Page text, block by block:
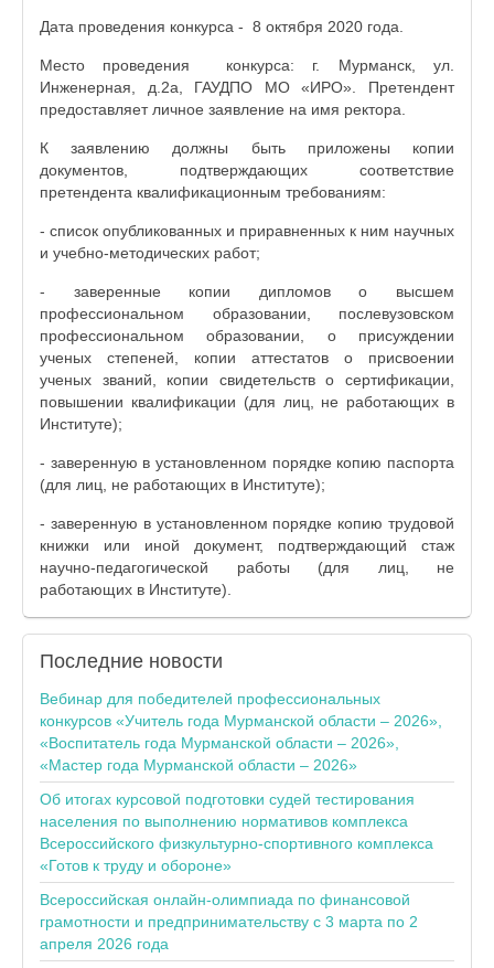
Дата проведения конкурса - 8 октября 2020 года.
Место проведения конкурса: г. Мурманск, ул.
Инженерная, д.2а, ГАУДПО МО «ИРО». Претендент
предоставляет личное заявление на имя ректора.
К заявлению должны быть приложены копии
документов, подтверждающих соответствие
претендента квалификационным требованиям:
- список опубликованных и приравненных к ним научных
и учебно-методических работ;
- заверенные копии дипломов о высшем
профессиональном образовании, послевузовском
профессиональном образовании, о присуждении
ученых степеней, копии аттестатов о присвоении
ученых званий, копии свидетельств о сертификации,
повышении квалификации (для лиц, не работающих в
Институте);
- заверенную в установленном порядке копию паспорта
(для лиц, не работающих в Институте);
- заверенную в установленном порядке копию трудовой
книжки или иной документ, подтверждающий стаж
научно-педагогической работы (для лиц, не
работающих в Институте).
Последние новости
Вебинар для победителей профессиональных
конкурсов «Учитель года Мурманской области – 2026»,
«Воспитатель года Мурманской области – 2026»,
«Мастер года Мурманской области – 2026»
Об итогах курсовой подготовки судей тестирования
населения по выполнению нормативов комплекса
Всероссийского физкультурно-спортивного комплекса
«Готов к труду и обороне»
Всероссийская онлайн-олимпиада по финансовой
грамотности и предпринимательству с 3 марта по 2
апреля 2026 года